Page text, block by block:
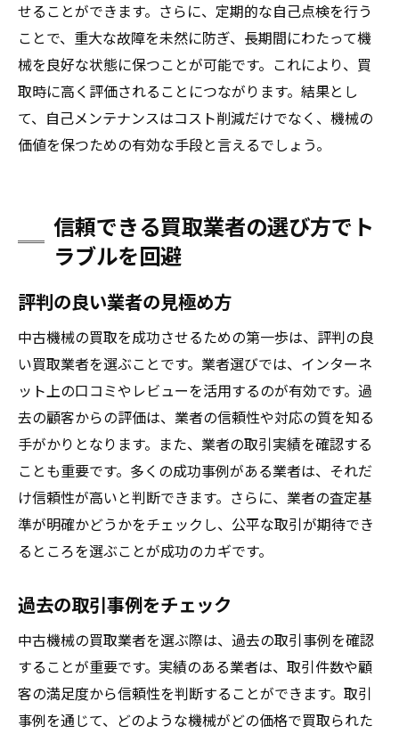
せることができます。さらに、定期的な自己点検を行う
ことで、重大な故障を未然に防ぎ、長期間にわたって機
械を良好な状態に保つことが可能です。これにより、買
取時に高く評価されることにつながります。結果とし
て、自己メンテナンスはコスト削減だけでなく、機械の
価値を保つための有効な手段と言えるでしょう。
信頼できる買取業者の選び方でト
ラブルを回避
評判の良い業者の見極め方
中古機械の買取を成功させるための第一歩は、評判の良
い買取業者を選ぶことです。業者選びでは、インターネ
ット上の口コミやレビューを活用するのが有効です。過
去の顧客からの評価は、業者の信頼性や対応の質を知る
手がかりとなります。また、業者の取引実績を確認する
ことも重要です。多くの成功事例がある業者は、それだ
け信頼性が高いと判断できます。さらに、業者の査定基
準が明確かどうかをチェックし、公平な取引が期待でき
るところを選ぶことが成功のカギです。
過去の取引事例をチェック
中古機械の買取業者を選ぶ際は、過去の取引事例を確認
することが重要です。実績のある業者は、取引件数や顧
客の満足度から信頼性を判断することができます。取引
事例を通じて、どのような機械がどの価格で買取られた